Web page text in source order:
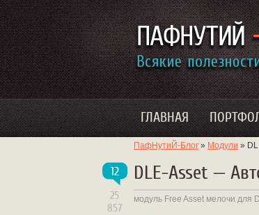
ГЛАВНАЯ
ПафНутиЙ-Блог » Модули »
DLE-Asset —
12
25
857
модуль Free Asset мелочи для